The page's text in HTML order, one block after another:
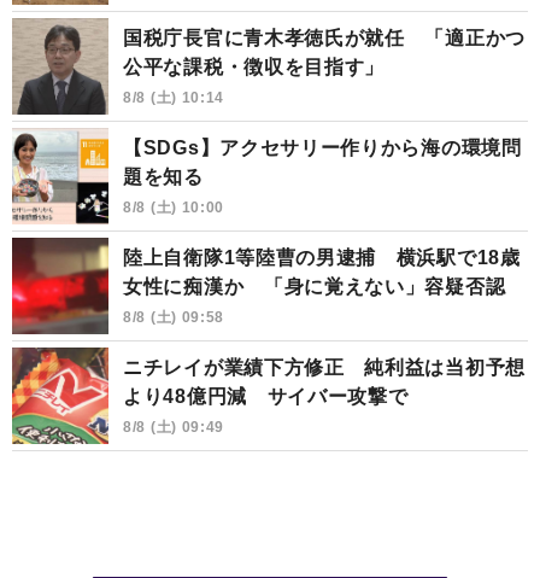
国税庁長官に青木孝徳氏が就任 「適正かつ
公平な課税・徴収を目指す」
8/8 (土) 10:14
【SDGs】アクセサリー作りから海の環境問
題を知る
8/8 (土) 10:00
陸上自衛隊1等陸曹の男逮捕 横浜駅で18歳
女性に痴漢か 「身に覚えない」容疑否認
8/8 (土) 09:58
ニチレイが業績下方修正 純利益は当初予想
より48億円減 サイバー攻撃で
8/8 (土) 09:49